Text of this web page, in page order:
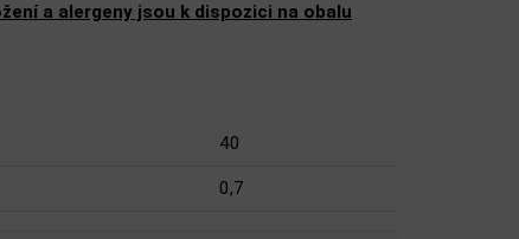
a alergeny jsou k dispozici na obalu
40
0,7